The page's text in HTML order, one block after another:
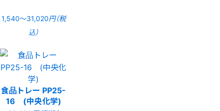
1,540〜31,020円（税
込）
食品トレー PP25-
16 (中央化学)